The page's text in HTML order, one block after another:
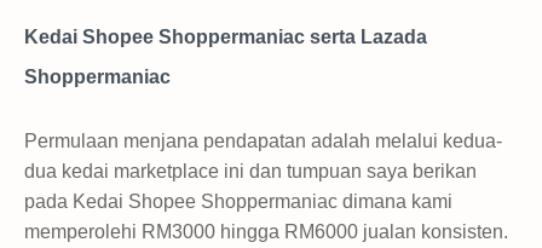
Kedai Shopee Shoppermaniac serta Lazada
Shoppermaniac
Permulaan menjana pendapatan adalah melalui kedua-
dua kedai marketplace ini dan tumpuan saya berikan
pada Kedai Shopee Shoppermaniac dimana kami
memperolehi RM3000 hingga RM6000 jualan konsisten.